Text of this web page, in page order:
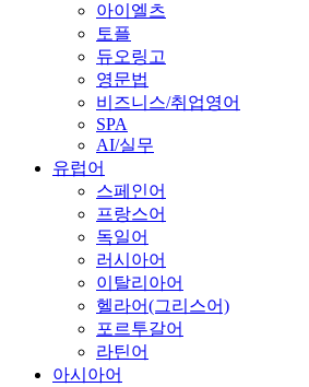
아이엘츠
토플
듀오링고
영문법
비즈니스/취업영어
SPA
AI/실무
유럽어
스페인어
프랑스어
독일어
러시아어
이탈리아어
헬라어(그리스어)
포르투갈어
라틴어
아시아어